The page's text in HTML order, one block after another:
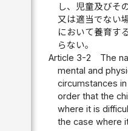
し、児童及びそ
又は適当でない
において養育す
らない。
Article 3-2
The
mental and
circumstances
order that the
where it is
the case where